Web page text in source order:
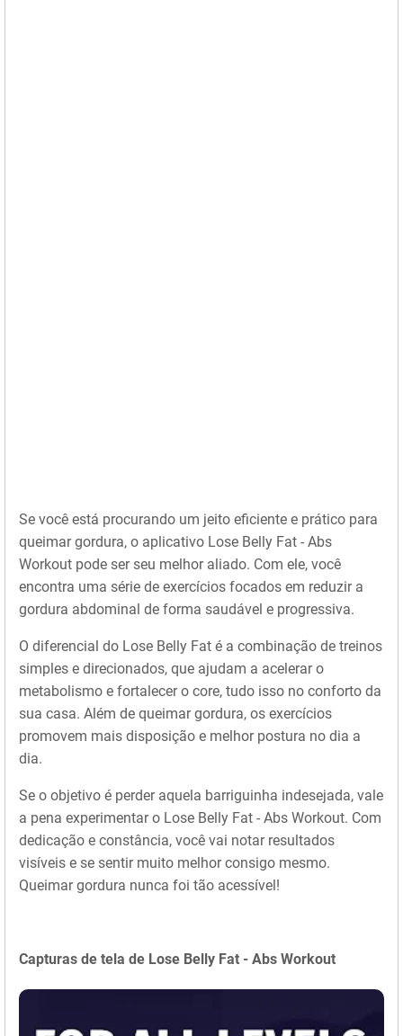
Se você está procurando um jeito eficiente e prático para
queimar gordura, o aplicativo Lose Belly Fat - Abs
Workout pode ser seu melhor aliado. Com ele, você
encontra uma série de exercícios focados em reduzir a
gordura abdominal de forma saudável e progressiva.
O diferencial do Lose Belly Fat é a combinação de treinos
simples e direcionados, que ajudam a acelerar o
metabolismo e fortalecer o core, tudo isso no conforto da
sua casa. Além de queimar gordura, os exercícios
promovem mais disposição e melhor postura no dia a
dia.
Se o objetivo é perder aquela barriguinha indesejada, vale
a pena experimentar o Lose Belly Fat - Abs Workout. Com
dedicação e constância, você vai notar resultados
visíveis e se sentir muito melhor consigo mesmo.
Queimar gordura nunca foi tão acessível!
Capturas de tela de Lose Belly Fat - Abs Workout